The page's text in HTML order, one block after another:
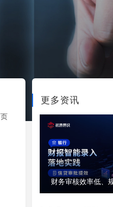
更多资讯
财务审核效率低、